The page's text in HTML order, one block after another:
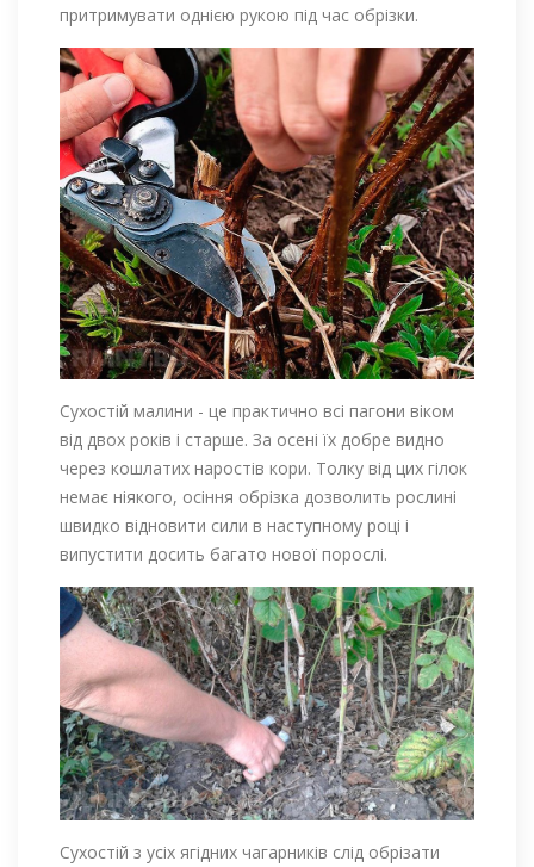
притримувати однією рукою під час обрізки.
Сухостій малини - це практично всі пагони віком
від двох років і старше. За осені їх добре видно
через кошлатих наростів кори. Толку від цих гілок
немає ніякого, осіння обрізка дозволить рослині
швидко відновити сили в наступному році і
випустити досить багато нової порослі.
Сухостій з усіх ягідних чагарників слід обрізати